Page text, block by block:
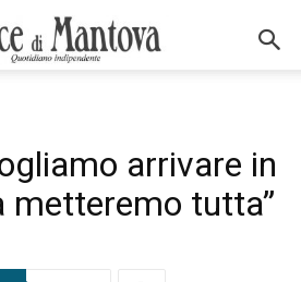
arrivare in
metteremo tutta”